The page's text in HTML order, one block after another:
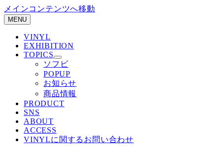
メインコンテンツへ移動
MENU
VINYL
EXHIBITION
TOPICS
ソフビ
POPUP
お知らせ
商品情報
PRODUCT
SNS
ABOUT
ACCESS
VINYLに関するお問い合わせ